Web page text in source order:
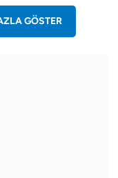
GÖSTER